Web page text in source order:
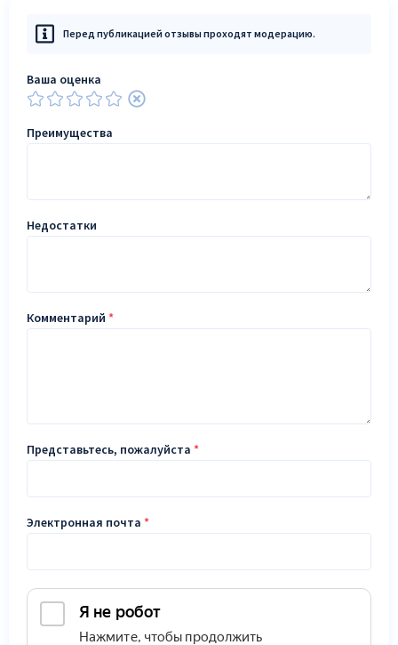
Перед публикацией отзывы проходят модерацию.
Ваша оценка
Преимущества
Недостатки
Комментарий *
Представьтесь, пожалуйста *
Электронная почта *